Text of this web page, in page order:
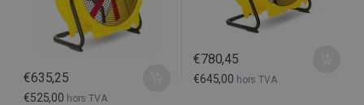
€635,25
€525,00 hors TVA
€780,45
€645,00 hors TVA